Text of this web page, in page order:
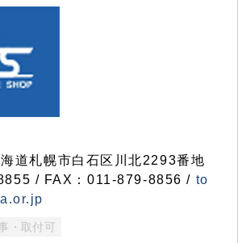
道札幌市白石区川北2293番地
/ FAX：011-879-8856 / to
・取付可